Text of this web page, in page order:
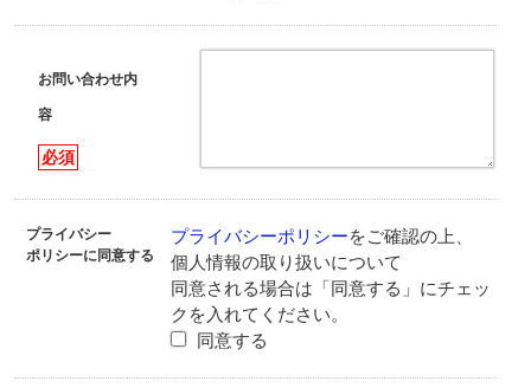
お問い合わせ内
容
必須
プライバシー
ポリシーに同意する
プライバシーポリシーをご確認の上、
個人情報の取り扱いについて
同意される場合は「同意する」にチェッ
クを入れてください。
同意する